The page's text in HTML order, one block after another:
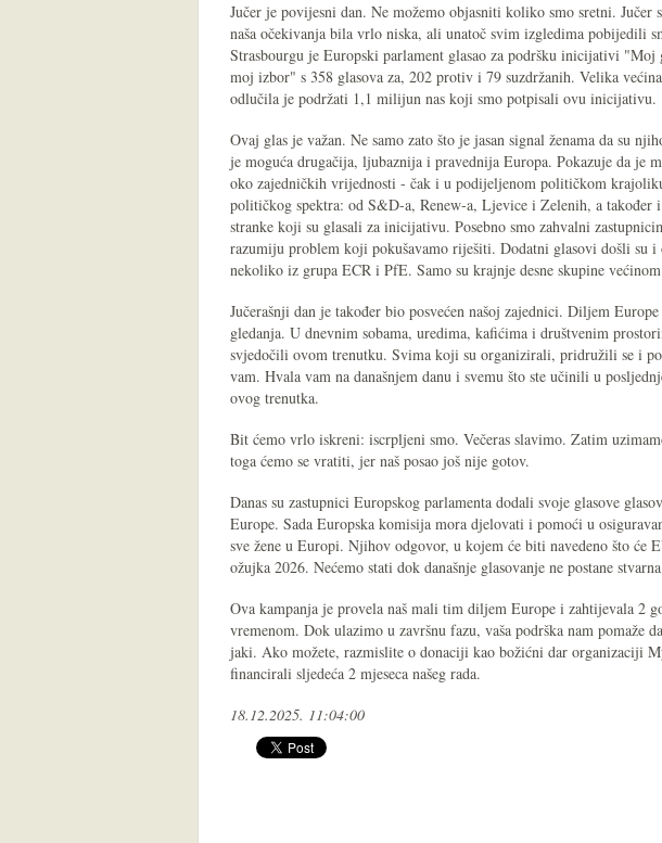
Jučer je povijesni dan. Ne možemo objasniti koliko smo sretni. Jučer
naša očekivanja bila vrlo niska, ali unatoč svim izgledima pobijedili
Strasbourgu je Europski parlament glasao za podršku inicijativi "Moj
moj izbor" s 358 glasova za, 202 protiv i 79 suzdržanih. Velika
odlučila je podržati 1,1 milijun nas koji smo potpisali ovu inicijativu.
Ovaj glas je važan. Ne samo zato što je jasan signal ženama da su
je moguća drugačija, ljubaznija i pravednija Europa. Pokazuje da je
oko zajedničkih vrijednosti - čak i u podijeljenom političkom
političkog spektra: od S&D-a, Renew-a, Ljevice i Zelenih, a također
stranke koji su glasali za inicijativu. Posebno smo zahvalni
razumiju problem koji pokušavamo riješiti. Dodatni glasovi došli su i
nekoliko iz grupa ECR i PfE. Samo su krajnje desne skupine
Jučerašnji dan je također bio posvećen našoj zajednici. Diljem
gledanja. U dnevnim sobama, uredima, kafićima i društvenim
svjedočili ovom trenutku. Svima koji su organizirali, pridružili se i
vam. Hvala vam na današnjem danu i svemu što ste učinili u
ovog trenutka.
Bit ćemo vrlo iskreni: iscrpljeni smo. Večeras slavimo. Zatim
toga ćemo se vratiti, jer naš posao još nije gotov.
Danas su zastupnici Europskog parlamenta dodali svoje glasove
Europe. Sada Europska komisija mora djelovati i pomoći u
sve žene u Europi. Njihov odgovor, u kojem će biti navedeno što će
ožujka 2026. Nećemo stati dok današnje glasovanje ne postane
Ova kampanja je provela naš mali tim diljem Europe i zahtijevala 2
vremenom. Dok ulazimo u završnu fazu, vaša podrška nam pomaže
jaki. Ako možete, razmislite o donaciji kao božićni dar organizaciji
financirali sljedeća 2 mjeseca našeg rada.
18.12.2025. 11:04:00